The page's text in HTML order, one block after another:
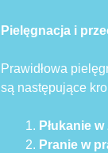
Pielęgnacja i
Prawidłowa
są następujące
Płukanie
Pranie w